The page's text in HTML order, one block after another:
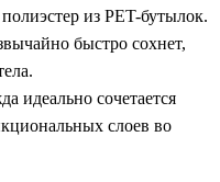
из PET-бутылок.
быстро сохнет,
идеально сочетается
слоев во